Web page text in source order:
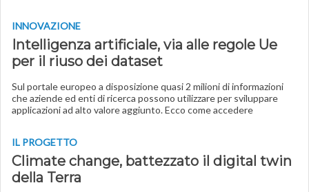
INNOVAZIONE
Intelligenza artificiale, via alle regole Ue
per il riuso dei dataset
Sul portale europeo a disposizione quasi 2 milioni di informazioni
che aziende ed enti di ricerca possono utilizzare per sviluppare
applicazioni ad alto valore aggiunto. Ecco come accedere
IL PROGETTO
Climate change, battezzato il digital twin
della Terra